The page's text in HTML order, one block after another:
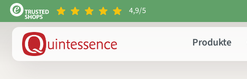
springen Zur Hauptnavigation springen
4,9/5
Produkte